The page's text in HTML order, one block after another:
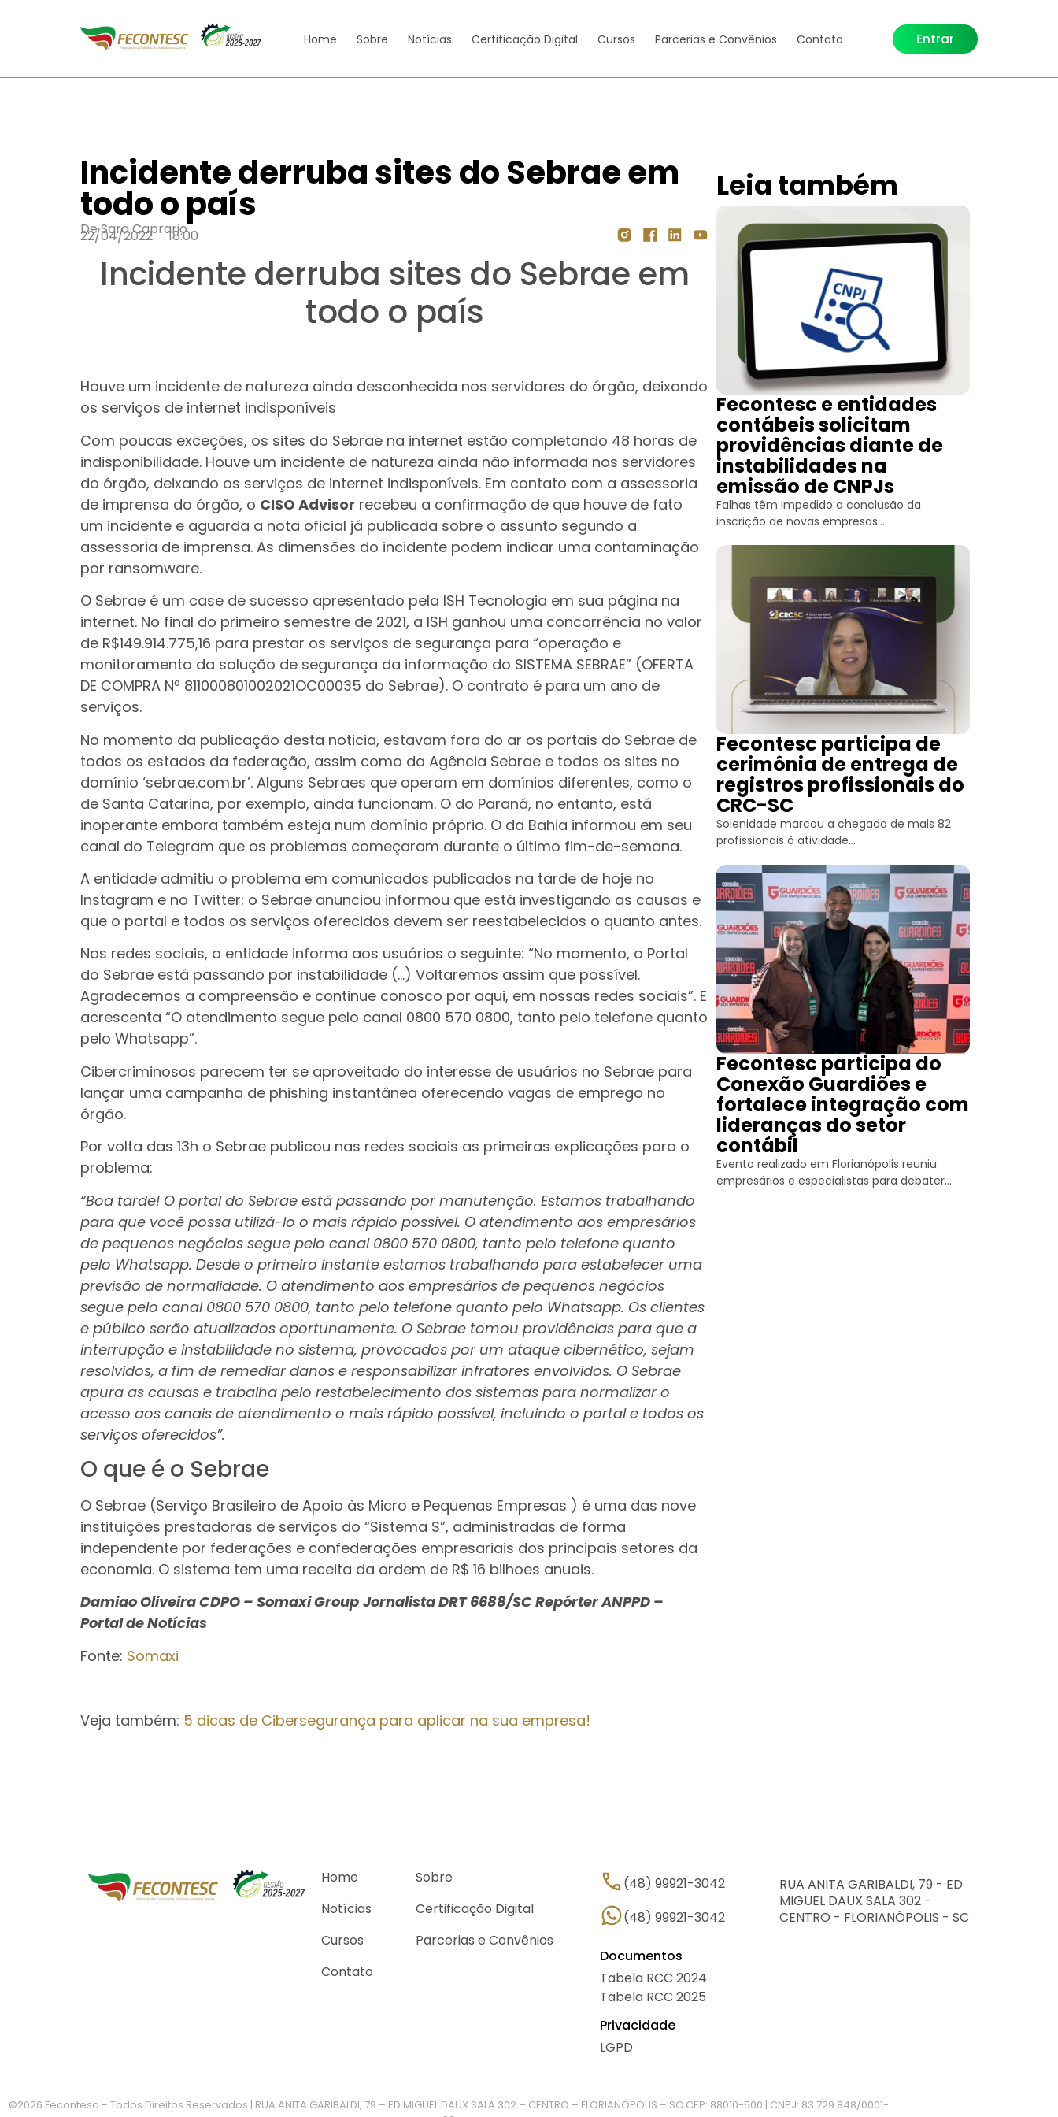
Home Sobre Notícias Certificação Digital Cursos Parcerias e Convênios Contato Entrar
Incidente derruba sites do Sebrae em
todo o país
DeSara Caprario
22/04/2022 18:00
Incidente derruba sites do Sebrae em
todo o país
Houve um incidente de natureza ainda desconhecida nos servidores do órgão, deixando
os serviços de internet indisponíveis
Com poucas exceções, os sites do Sebrae na internet estão completando 48 horas de
indisponibilidade. Houve um incidente de natureza ainda não informada nos servidores
do órgão, deixando os serviços de internet indisponíveis. Em contato com a assessoria
de imprensa do órgão, o CISO Advisor recebeu a confirmação de que houve de fato
um incidente e aguarda a nota oficial já publicada sobre o assunto segundo a
assessoria de imprensa. As dimensões do incidente podem indicar uma contaminação
por ransomware.
O Sebrae é um case de sucesso apresentado pela ISH Tecnologia em sua página na
internet. No final do primeiro semestre de 2021, a ISH ganhou uma concorrência no valor
de R$149.914.775,16 para prestar os serviços de segurança para “operação e
monitoramento da solução de segurança da informação do SISTEMA SEBRAE” (OFERTA
DE COMPRA Nº 811000801002021OC00035 do Sebrae). O contrato é para um ano de
serviços.
No momento da publicação desta noticia, estavam fora do ar os portais do Sebrae de
todos os estados da federação, assim como da Agência Sebrae e todos os sites no
domínio ‘sebrae.com.br’. Alguns Sebraes que operam em domínios diferentes, como o
de Santa Catarina, por exemplo, ainda funcionam. O do Paraná, no entanto, está
inoperante embora também esteja num domínio próprio. O da Bahia informou em seu
canal do Telegram que os problemas começaram durante o último fim-de-semana.
A entidade admitiu o problema em comunicados publicados na tarde de hoje no
Instagram e no Twitter: o Sebrae anunciou informou que está investigando as causas e
que o portal e todos os serviços oferecidos devem ser reestabelecidos o quanto antes.
Nas redes sociais, a entidade informa aos usuários o seguinte: “No momento, o Portal
do Sebrae está passando por instabilidade (…) Voltaremos assim que possível.
Agradecemos a compreensão e continue conosco por aqui, em nossas redes sociais”. E
acrescenta “O atendimento segue pelo canal 0800 570 0800, tanto pelo telefone quanto
pelo Whatsapp”.
Cibercriminosos parecem ter se aproveitado do interesse de usuários no Sebrae para
lançar uma campanha de phishing instantânea oferecendo vagas de emprego no
órgão.
Por volta das 13h o Sebrae publicou nas redes sociais as primeiras explicações para o
problema:
“Boa tarde! O portal do Sebrae está passando por manutenção. Estamos trabalhando
para que você possa utilizá-lo o mais rápido possível. O atendimento aos empresários
de pequenos negócios segue pelo canal 0800 570 0800, tanto pelo telefone quanto
pelo Whatsapp. Desde o primeiro instante estamos trabalhando para estabelecer uma
previsão de normalidade. O atendimento aos empresários de pequenos negócios
segue pelo canal 0800 570 0800, tanto pelo telefone quanto pelo Whatsapp. Os clientes
e público serão atualizados oportunamente. O Sebrae tomou providências para que a
interrupção e instabilidade no sistema, provocados por um ataque cibernético, sejam
resolvidos, a fim de remediar danos e responsabilizar infratores envolvidos. O Sebrae
apura as causas e trabalha pelo restabelecimento dos sistemas para normalizar o
acesso aos canais de atendimento o mais rápido possível, incluindo o portal e todos os
serviços oferecidos”.
O que é o Sebrae
O Sebrae (Serviço Brasileiro de Apoio às Micro e Pequenas Empresas ) é uma das nove
instituições prestadoras de serviços do “Sistema S”, administradas de forma
independente por federações e confederações empresariais dos principais setores da
economia. O sistema tem uma receita da ordem de R$ 16 bilhoes anuais.
Damiao Oliveira CDPO – Somaxi Group Jornalista DRT 6688/SC Repórter ANPPD –
Portal de Notícias
Fonte: Somaxi
Veja também: 5 dicas de Cibersegurança para aplicar na sua empresa!
Leia também
Fecontesc e entidades
contábeis solicitam
providências diante de
instabilidades na
emissão de CNPJs
Falhas têm impedido a conclusão da
inscrição de novas empresas...
Fecontesc participa de
cerimônia de entrega de
registros profissionais do
CRC-SC
Solenidade marcou a chegada de mais 82
profissionais à atividade...
Fecontesc participa do
Conexão Guardiões e
fortalece integração com
lideranças do setor
contábil
Evento realizado em Florianópolis reuniu
empresários e especialistas para debater...
Home
Sobre
Notícias
Certificação Digital
Cursos
Parcerias e Convênios
Contato
(48) 99921-3042
(48) 99921-3042
Documentos
Tabela RCC 2024
Tabela RCC 2025
Privacidade
LGPD
RUA ANITA GARIBALDI, 79 - ED
MIGUEL DAUX SALA 302 -
CENTRO - FLORIANÓPOLIS - SC
©2026 Fecontesc – Todos Direitos Reservados | RUA ANITA GARIBALDI, 79 – ED MIGUEL DAUX SALA 302 – CENTRO – FLORIANÓPOLIS – SC CEP: 88010-500 | CNPJ: 83.729.848/0001-